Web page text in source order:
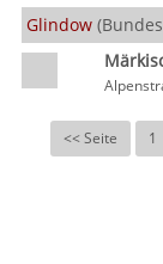
Glindow
<< Seite 1